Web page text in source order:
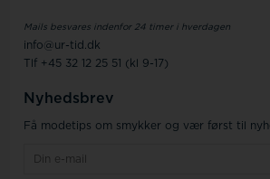
Mails besvares indenfor 24 timer i hverdagen
info@ur-tid.dk
Tlf +45 32 12 25 51 (kl 9-17)
Nyhedsbrev
Få modetips om smykker og vær først til